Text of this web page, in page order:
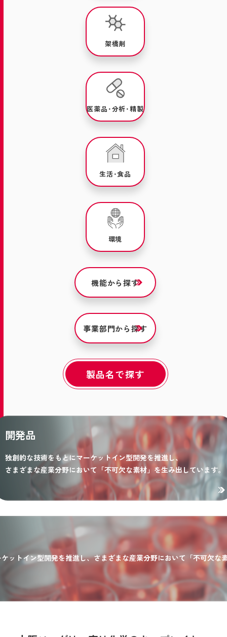
架橋剤
医薬品･分析･精製
生活･食品
環境
機能から探す
事業部門から探す
製品名で探す
開発品
独創的な技術をもとにマーケットイン型開発を推進し、
さまざまな産業分野において「不可欠な素材」を生み出しています。
ットイン型開発を推進し、さまざまな産業分野において「不可欠な